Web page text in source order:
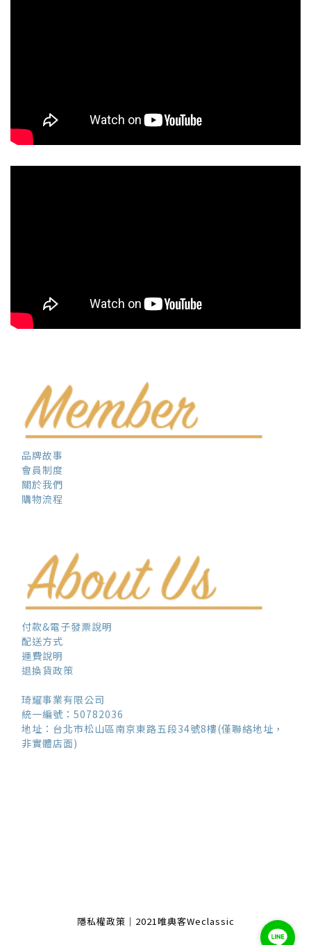
品牌故事
會員制度
關於我們
購物流程
付款&電子發票說明
配送方式
運費說明
退換貨政策
琦耀事業有限公司
統一編號：50782036
地址：台北市松山區南京東路五段34號8樓(僅聯絡地址，
非實體店面)
隱私權政策｜2021唯典客Weclassic